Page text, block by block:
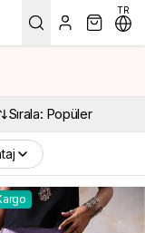
TR
Sırala: Popüler